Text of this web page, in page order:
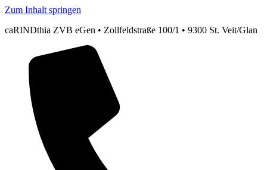
Zum Inhalt springen
caRINDthia ZVB eGen • Zollfeldstraße 100/1 • 9300 St. Veit/Glan